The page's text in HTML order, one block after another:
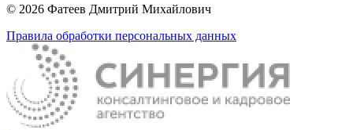
© 2026 Фатеев Дмитрий Михайлович
Правила обработки персональных данных